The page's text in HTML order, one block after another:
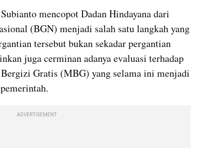
mencopot Dadan Hindayana dari
(BGN) menjadi salah satu langkah yang
tersebut bukan sekadar pergantian
juga cerminan adanya evaluasi terhadap
Gratis (MBG) yang selama ini menjadi
ADVERTISEMENT